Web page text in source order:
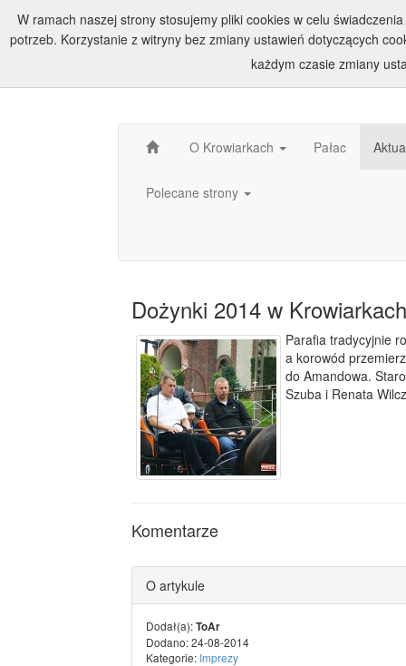
O Krowiarkach Pałac
Polecane strony
Dożynki 2014 w Krowiarkach
Parafia tradycyjnie
a korowód
do Amandowa.
Szuba i Renata
Komentarze
O artykule
Dodał(a):ToAr
Dodano: 24-08-2014
Kategorie: Imprezy
W ramach naszej strony stosujemy pliki cookies w celu
potrzeb. Korzystanie z witryny bez zmiany ustawień dotyczących
każdym czasie zmiany